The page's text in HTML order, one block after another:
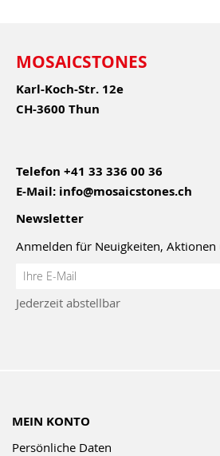
MOSAICSTONES
Karl-Koch-Str. 12e
CH-3600 Thun
Telefon +41 33 336 00 36
E-Mail: info@mosaicstones.ch
Newsletter
Anmelden für Neuigkeiten, Aktionen
Anmeldung
Newsletter:
Jederzeit abstellbar
MEIN KONTO
Persönliche Daten